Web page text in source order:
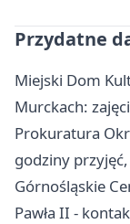
Przydatne
Miejski Dom
Murckach:
Prokuratura
godziny
Górnośląskie
Pawła II -